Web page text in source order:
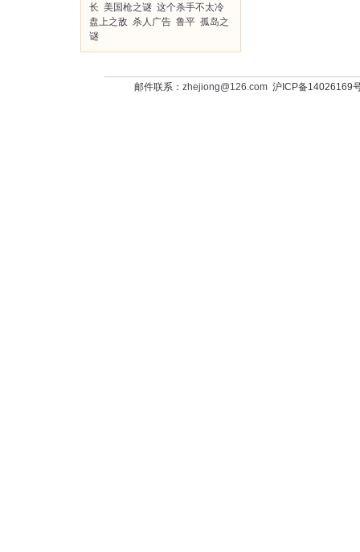
长 美国枪之谜 这个杀手不太冷
盘上之敌 杀人广告 鲁平 孤岛之
谜
邮件联系： zhejiong@126.com沪ICP备14026169